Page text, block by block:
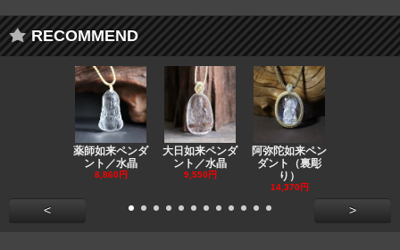
RECOMMEND
薬師如来ペンダ
ント／水晶
8,860円
大日如来ペンダ
ント／水晶
9,550円
阿弥陀如来ペン
ダント（裏彫
り）
14,370円
< >